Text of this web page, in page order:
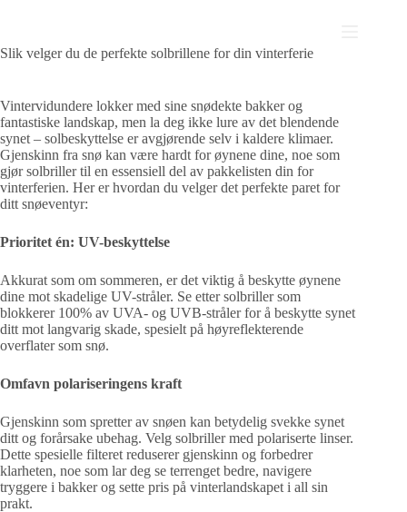
Slik velger du de perfekte solbrillene for din vinterferie
Vintervidundere lokker med sine snødekte bakker og
fantastiske landskap, men la deg ikke lure av det blendende
synet – solbeskyttelse er avgjørende selv i kaldere klimaer.
Gjenskinn fra snø kan være hardt for øynene dine, noe som
gjør solbriller til en essensiell del av pakkelisten din for
vinterferien. Her er hvordan du velger det perfekte paret for
ditt snøeventyr:
Prioritet én: UV-beskyttelse
Akkurat som om sommeren, er det viktig å beskytte øynene
dine mot skadelige UV-stråler. Se etter solbriller som
blokkerer 100% av UVA- og UVB-stråler for å beskytte synet
ditt mot langvarig skade, spesielt på høyreflekterende
overflater som snø.
Omfavn polariseringens kraft
Gjenskinn som spretter av snøen kan betydelig svekke synet
ditt og forårsake ubehag. Velg solbriller med polariserte linser.
Dette spesielle filteret reduserer gjenskinn og forbedrer
klarheten, noe som lar deg se terrenget bedre, navigere
tryggere i bakker og sette pris på vinterlandskapet i all sin
prakt.